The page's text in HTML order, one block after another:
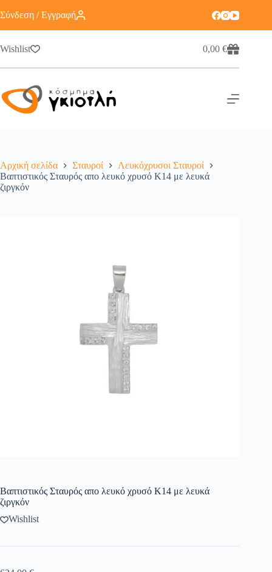
Σύνδεση / Εγγραφή
Wishlist 0,00€
Αρχική σελίδα Σταυροί
Λευκόχρυσοι Σταυροί
Βαπτιστικός Σταυρός απο λευκό χρυσό Κ14 με λευκά
ζιργκόν
Βαπτιστικός Σταυρός απο λευκό χρυσό Κ14 με λευκά
ζιργκόν
Wishlist